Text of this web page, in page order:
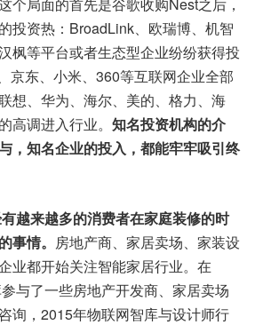
投资热：BroadLink、欧瑞博、机智
枫等平台或者生态型企业纷纷获得投
京东、小米、360等互联网企业全部
想、华为、海尔、美的、格力、海
高调进入行业。 知名投资机构的介
，知名企业的投入，都能牢牢吸引终
越来越多的消费者在家庭装修的时
事情。 房地产商、家居卖场、家装设
业都开始关注智能家居行业。在
与了一些房地产开发商、家居卖场
询，2015年物联网智库与设计师行